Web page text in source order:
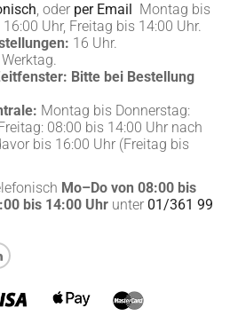
, oder per Email
Montag bis
Uhr, Freitag bis 14:00 Uhr.
16 Uhr.
Bitte bei Bestellung
Montag bis Donnerstag:
08:00 bis 14:00 Uhr nach
bis 16:00 Uhr (Freitag bis
Mo–Do von 08:00 bis
bis 14:00 Uhr unter 01/361 99